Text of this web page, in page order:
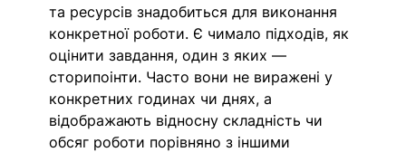
та ресурсів знадобиться для виконання
конкретної роботи. Є чимало підходів, як
оцінити завдання, один з яких —
сторипоінти. Часто вони не виражені у
конкретних годинах чи днях, а
відображають відносну складність чи
обсяг роботи порівняно з іншими